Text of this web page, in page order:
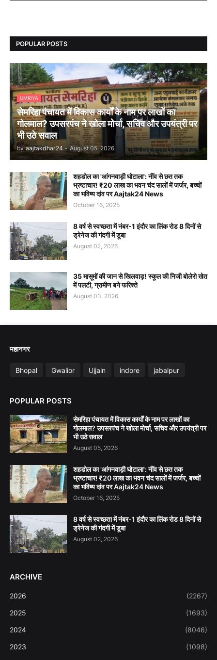
POPULAR POSTS
UMRIYA
सेमरिहा पंचायत में विकास कार्यों के नाम पर लाखों का
गोलमाल? उपसरपंच ने खोला मोर्चा, सचिव और उपयंत्री पर
भी उठे सवाल
by aajtakdhar24 - August 05, 2026
शहडोल का 'आंगनवाड़ी घोटाला': नींव से छत तक
भ्रष्टाचार! ₹20 लाख का भवन चंद सालों में जर्जर, बच्चों
का भविष्य दांव पर Aajtak24 News
October 16, 2025
8 वर्ष से स्वच्छता में नंबर-1 इंदौर का लिंक रोड 8 दिनों से
ड्रेनेज की गंदगी में डूबा
August 02, 2026
35 मासूमों की जान से खिलवाड़! स्कूल की निजी बोलेरो खेत
में पलटी, ग्रामीण बने फरिश्ते
August 03, 2026
महानगर
Bhopal Gwalior Ujjain indore jabalpur
POPULAR POSTS
सेमरिहा पंचायत में विकास कार्यों के नाम पर लाखों का
गोलमाल? उपसरपंच ने खोला मोर्चा, सचिव और उपयंत्री पर
भी उठे सवाल
August 05, 2026
शहडोल का 'आंगनवाड़ी घोटाला': नींव से छत तक
भ्रष्टाचार! ₹20 लाख का भवन चंद सालों में जर्जर, बच्चों
का भविष्य दांव पर Aajtak24 News
October 16, 2025
8 वर्ष से स्वच्छता में नंबर-1 इंदौर का लिंक रोड 8 दिनों से
ड्रेनेज की गंदगी में डूबा
August 02, 2026
ARCHIVE
2026 (2267)
2025 (1693)
2024 (8046)
2023 (1098)